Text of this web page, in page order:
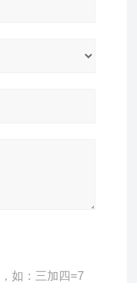
如：三加四=7